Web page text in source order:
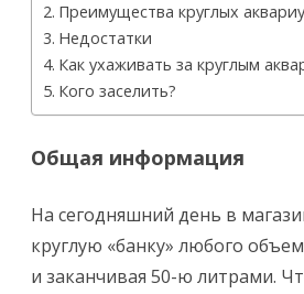
Преимущества круглых
Недостатки
Как ухаживать за круглым
Кого заселить?
Общая информация
На сегодняшний день в
круглую «банку» любого
и заканчивая 50-ю литрами.